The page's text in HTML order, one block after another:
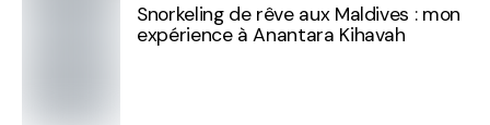
Snorkeling de rêve aux Maldives : mon
expérience à Anantara Kihavah